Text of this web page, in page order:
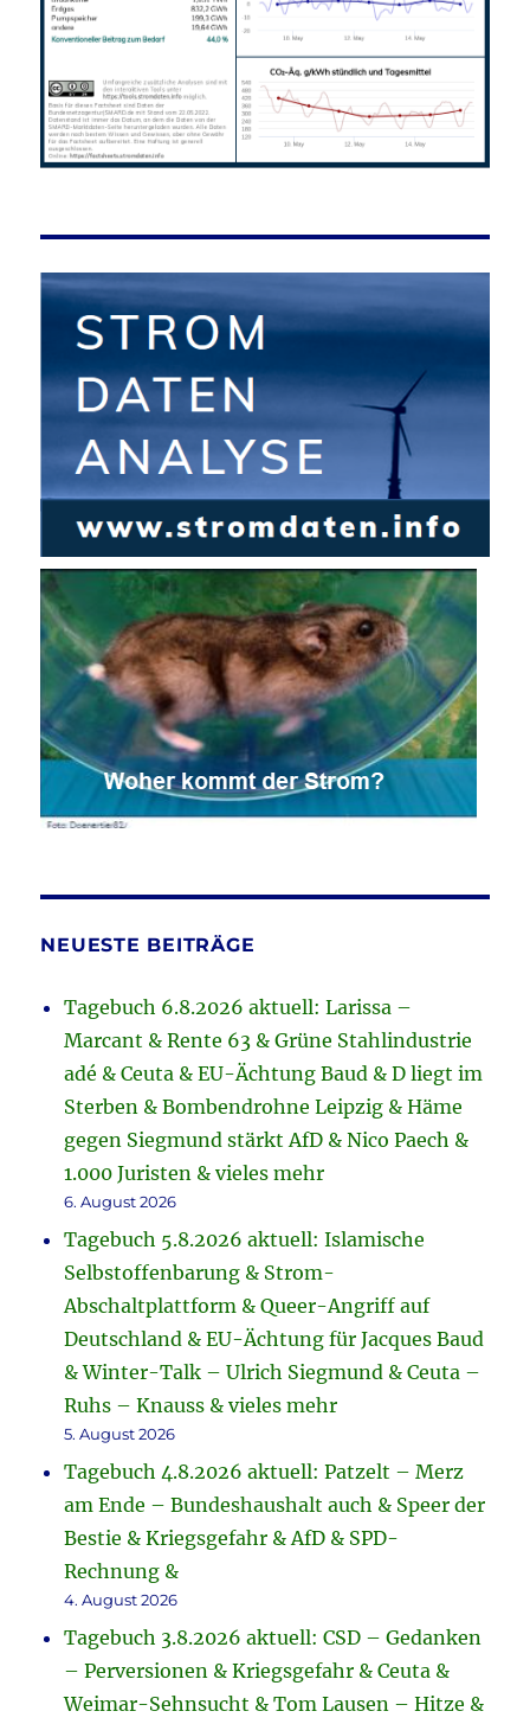
NEUESTE BEITRÄGE
Tagebuch 6.8.2026 aktuell: Larissa –
Marcant & Rente 63 & Grüne Stahlindustrie
adé & Ceuta & EU-Ächtung Baud & D liegt im
Sterben & Bombendrohne Leipzig & Häme
gegen Siegmund stärkt AfD & Nico Paech &
1.000 Juristen & vieles mehr
6. August 2026
Tagebuch 5.8.2026 aktuell: Islamische
Selbstoffenbarung & Strom-
Abschaltplattform & Queer-Angriff auf
Deutschland & EU-Ächtung für Jacques Baud
& Winter-Talk – Ulrich Siegmund & Ceuta –
Ruhs – Knauss & vieles mehr
5. August 2026
Tagebuch 4.8.2026 aktuell: Patzelt – Merz
am Ende – Bundeshaushalt auch & Speer der
Bestie & Kriegsgefahr & AfD & SPD-
Rechnung &
4. August 2026
Tagebuch 3.8.2026 aktuell: CSD – Gedanken
– Perversionen & Kriegsgefahr & Ceuta &
Weimar-Sehnsucht & Tom Lausen – Hitze &